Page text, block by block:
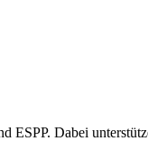
Dabei